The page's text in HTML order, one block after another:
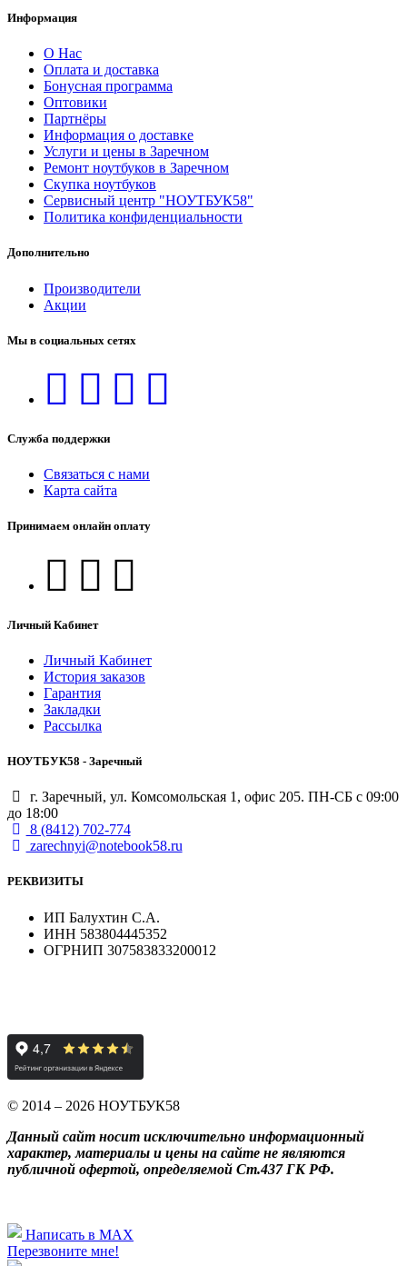
Информация
О Нас
Оплата и доставка
Бонусная программа
Оптовики
Партнёры
Информация о доставке
Услуги и цены в Заречном
Ремонт ноутбуков в Заречном
Скупка ноутбуков
Сервисный центр "НОУТБУК58"
Политика конфиденциальности
Дополнительно
Производители
Акции
Мы в социальных сетях
Служба поддержки
Связаться с нами
Карта сайта
Принимаем онлайн оплату
Личный Кабинет
Личный Кабинет
История заказов
Гарантия
Закладки
Рассылка
НОУТБУК58 - Заречный
г. Заречный, ул. Комсомольская 1, офис 205. ПН-СБ с 09:00
до 18:00
8 (8412) 702-774
zarechnyi@notebook58.ru
РЕКВИЗИТЫ
ИП Балухтин С.А.
ИНН 583804445352
ОГРНИП 307583833200012
© 2014 – 2026 НОУТБУК58
Данный сайт носит исключительно информационный
характер, материалы и цены на сайте не являются
публичной офертой, определяемой Ст.437 ГК РФ.
Написать в MAX
Перезвоните мне!